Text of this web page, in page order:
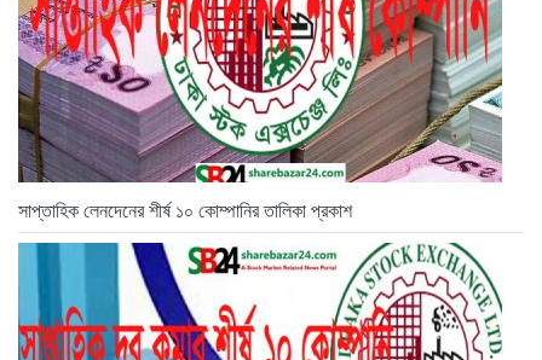
সাপ্তাহিক লেনদেনের শীর্ষ ১০ কোম্পানির তালিকা প্রকাশ